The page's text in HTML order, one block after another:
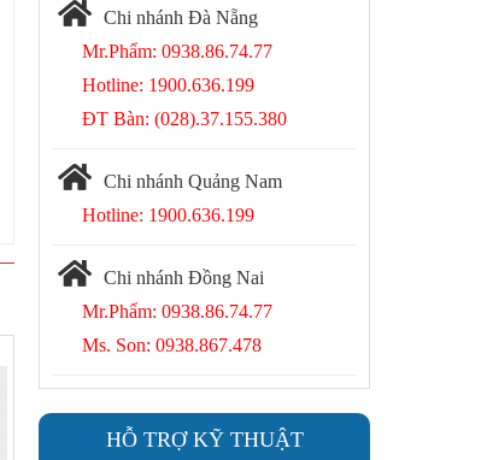
Chi nhánh Đà Nẵng
Mr.Phẩm: 0938.86.74.77
Hotline: 1900.636.199
ĐT Bàn: (028).37.155.380
Chi nhánh Quảng Nam
Hotline: 1900.636.199
Chi nhánh Đồng Nai
Mr.Phẩm: 0938.86.74.77
Ms. Son: 0938.867.478
HỖ TRỢ KỸ THUẬT